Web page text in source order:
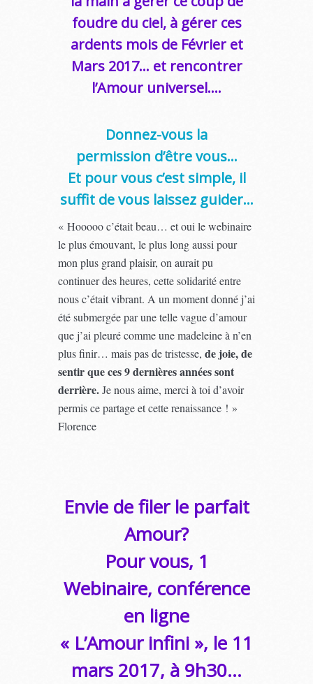
foudre du ciel, à gérer ces
ardents mois de Février et
Mars 2017… et rencontrer
l’Amour universel….
Donnez-vous la
permission d’être vous…
Et pour vous c’est simple, il
suffit de vous laissez guider…
« Hooooo c’était beau… et oui le webinaire
le plus émouvant, le plus long aussi pour
mon plus grand plaisir, on aurait pu
continuer des heures, cette solidarité entre
nous c’était vibrant. A un moment donné j’ai
été submergée par une telle vague d’amour
que j’ai pleuré comme une madeleine à n’en
plus finir… mais pas de tristesse, de joie, de
sentir que ces 9 dernières années sont
derrière.Je nous aime, merci à toi d’avoir
permis ce partage et cette renaissance ! »
Florence
Envie de filer le parfait
Amour?
Pour vous, 1
Webinaire, conférence
en ligne
« L’Amour infini », le 11
mars 2017, à 9h30…